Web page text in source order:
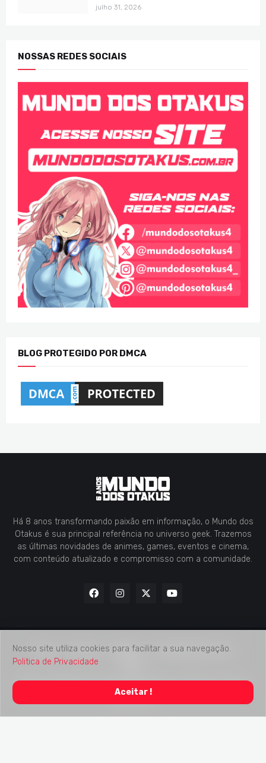
julho 31, 2026
NOSSAS REDES SOCIAIS
BLOG PROTEGIDO POR DMCA
Há 8 anos transformando paixão em informação, o Mundo dos
Otakus é sua principal referência no universo geek. Trazemos
as últimas novidades de animes, games, eventos e cinema,
com conteúdo atualizado e compromisso com a comunidade.
Reservados
Home Contato Midia Kit
Verificação de Fatos
Nosso site utiliza cookies para facilitar a sua navegação.
Politica de Privacidade
Aceitar !